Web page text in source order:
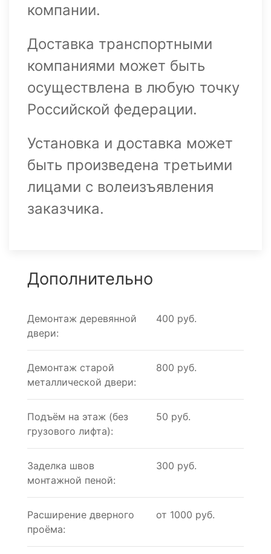
компании.
Доставка транспортными
компаниями может быть
осуществлена в любую точку
Российской федерации.
Установка и доставка может
быть произведена третьими
лицами с волеизъявления
заказчика.
Дополнительно
Демонтаж деревянной
двери:
400 руб.
Демонтаж старой
металлической двери:
800 руб.
Подъём на этаж (без
грузового лифта):
50 руб.
Заделка швов
монтажной пеной:
300 руб.
Расширение дверного
проёма:
от 1000 руб.